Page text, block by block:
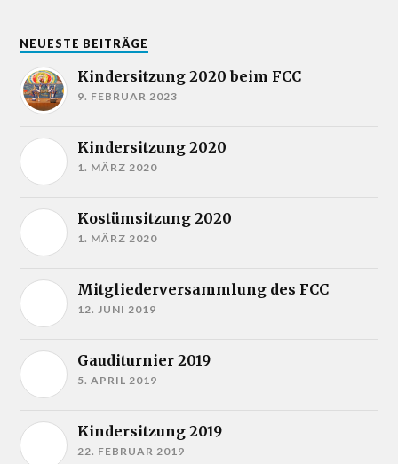
NEUESTE BEITRÄGE
Kindersitzung 2020 beim FCC
9. FEBRUAR 2023
Kindersitzung 2020
1. MÄRZ 2020
Kostümsitzung 2020
1. MÄRZ 2020
Mitgliederversammlung des FCC
12. JUNI 2019
Gauditurnier 2019
5. APRIL 2019
Kindersitzung 2019
22. FEBRUAR 2019